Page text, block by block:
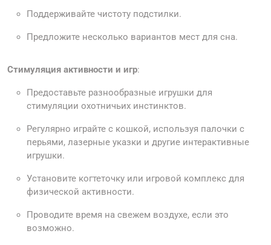
Поддерживайте чистоту подстилки.
Предложите несколько вариантов мест для сна.
Стимуляция активности и игр:
Предоставьте разнообразные игрушки для
стимуляции охотничьих инстинктов.
Регулярно играйте с кошкой, используя палочки с
перьями, лазерные указки и другие интерактивные
игрушки.
Установите когтеточку или игровой комплекс для
физической активности.
Проводите время на свежем воздухе, если это
возможно.